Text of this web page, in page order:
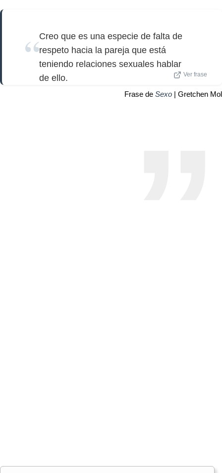
Creo que es una especie de falta de
respeto hacia la pareja que está
teniendo relaciones sexuales hablar
de ello.
Ver frase
Frase de Sexo | Gretchen Mol